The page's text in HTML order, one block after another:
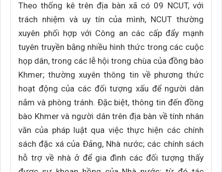
Theo thống kê trên địa bàn xã có 09 NCUT, với
trách nhiệm và uy tín của mình, NCUT thường
xuyên phối hợp với Công an các cấp đẩy mạnh
tuyên truyền bằng nhiều hình thức trong các cuộc
họp dân, trong các lễ hội trong chùa của đồng bào
Khmer; thường xuyên thông tin về phương thức
hoạt động của các đối tượng xấu để người dân
nắm và phòng tránh. Đặc biệt, thông tin đến đồng
bào Khmer và người dân trên địa bàn về tính nhân
văn của pháp luật qua việc thực hiện các chính
sách đặc xá của Đảng, Nhà nước; các chính sách
hỗ trợ về nhà ở để gia đình các đối tượng thấy